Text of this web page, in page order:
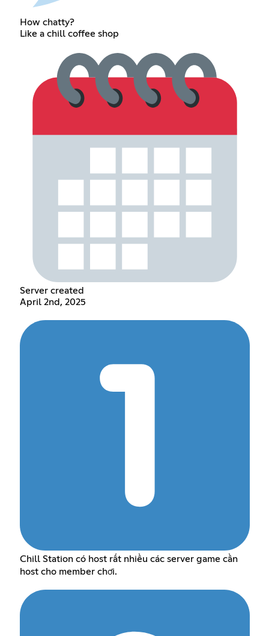
How chatty?
Like a chill coffee shop
Server created
April 2nd, 2025
Chill Station có host rất nhiều các server game cần
host cho member chơi.